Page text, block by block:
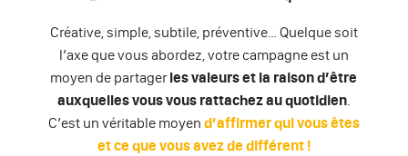
Créative, simple, subtile, préventive… Quelque soit
l’axe que vous abordez, votre campagne est un
moyen de partagerles valeurs et la raison d’être
auxquelles vous vous rattachez au quotidien.
C’est un véritable moyen d’affirmer qui vous êtes
et ce que vous avez de différent !